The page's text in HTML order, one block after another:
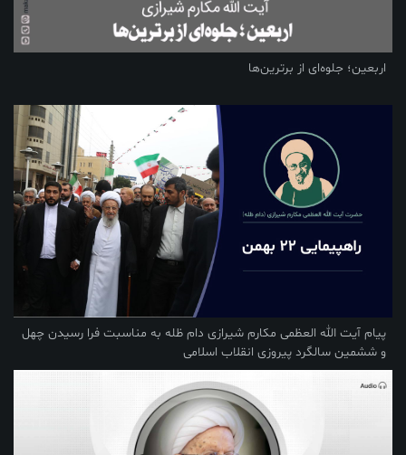
اربعین؛ جلوه‌ای از برترین‌ها
پیام آیت الله العظمی مکارم شیرازی دام ظله به مناسبت فرا رسیدن چهل
و ششمین سالگرد پیروزی انقلاب اسلامی